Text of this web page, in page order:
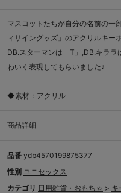
マスコットたちが自分の名前の一
ィサイングッズ」のアクリルキー
DB.スターマンは「T」,DB.キラ
わいく表現してもらいました♪
◆素材：アクリル
商品詳細
品番 ydb4570199875377
性別 ユニセックス
カテゴリ 日用雑貨・おもちゃ > キ